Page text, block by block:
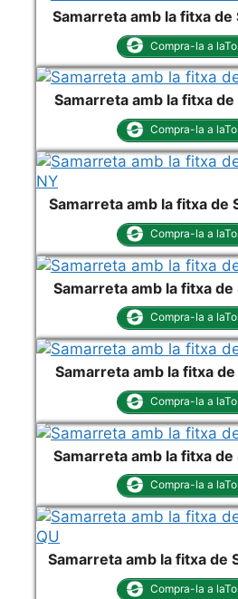
Samarreta amb la fitxa de
Compra-la a
Samarreta amb la fitxa de
Compra-la a
Samarreta amb la fitxa de
Compra-la a
Samarreta amb la fitxa de
Compra-la a
Samarreta amb la fitxa
Compra-la a
Samarreta amb la fitxa de
Compra-la a
Samarreta amb la fitxa de
Compra-la a